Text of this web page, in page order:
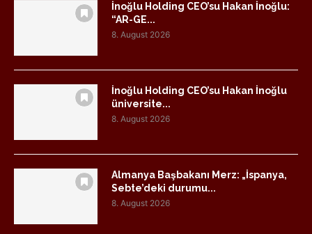
İnoğlu Holding CEO’su Hakan İnoğlu:
“AR-GE...
8. August 2026
İnoğlu Holding CEO’su Hakan İnoğlu
üniversite...
8. August 2026
Almanya Başbakanı Merz: „İspanya,
Sebte’deki durumu...
8. August 2026